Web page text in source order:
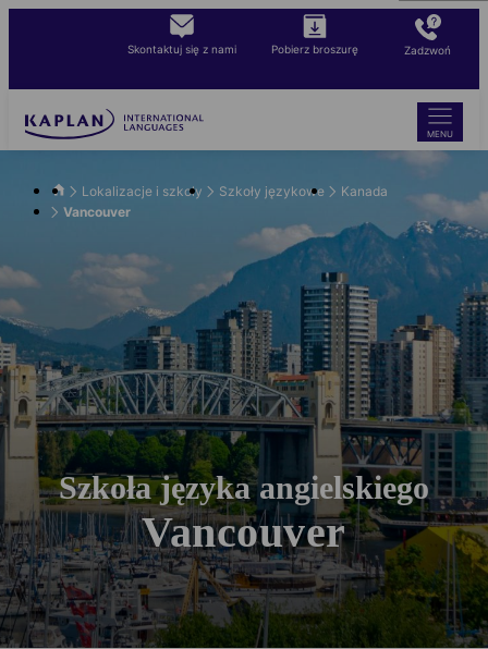
content
Skontaktuj się z nami Pobierz broszurę Zadzwoń
MENU
Lokalizacje i szkoły Szkoły językowe
Kanada
Vancouver
Szkoła języka angielskiego
Vancouver